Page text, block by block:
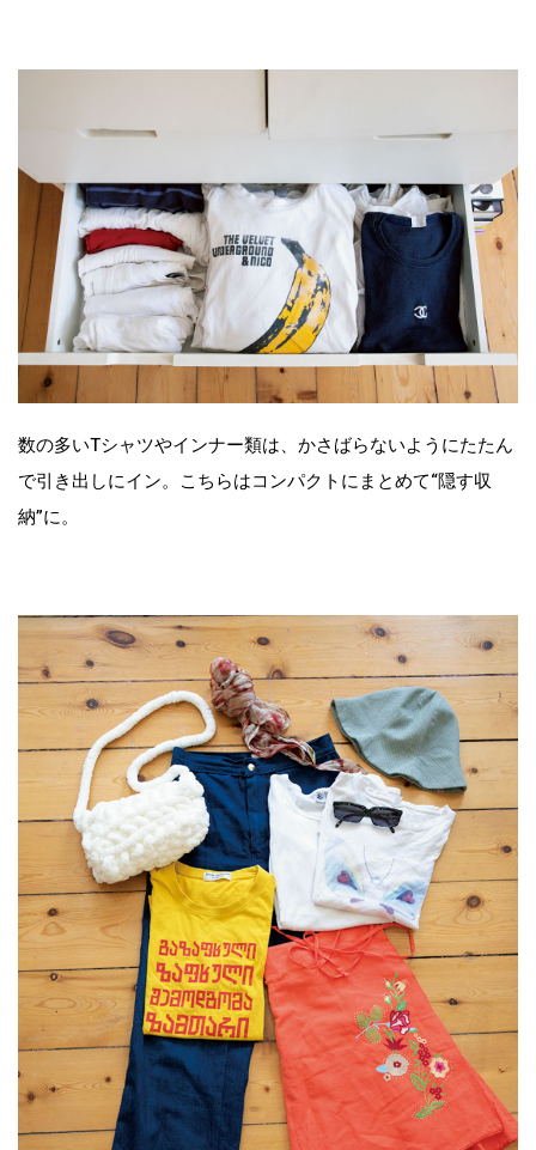
数の多いTシャツやインナー類は、かさばらないようにたたん
で引き出しにイン。こちらはコンパクトにまとめて“隠す収
納”に。